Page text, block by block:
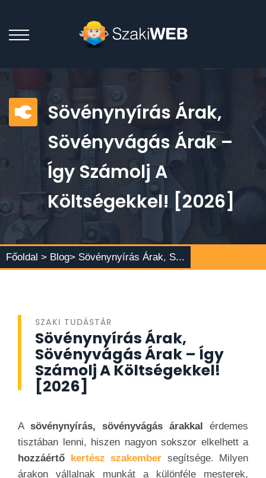
Sövénynyírás Árak,
Sövényvágás Árak –
Így Számolj A
Költségekkel! [2026]
Főoldal > Blog> Sövénynyírás Árak, S...
SZAKI TUDÁSTÁR
Sövénynyírás Árak,
Sövényvágás Árak – Így
Számolj A Költségekkel!
[2026]
A sövénynyírás, sövényvágás árakkal érdemes
tisztában lenni, hiszen nagyon sokszor elkelhett a
hozzáértő kertész szakember segítsége. Milyen
árakon vállalnak munkát a különféle mesterek,